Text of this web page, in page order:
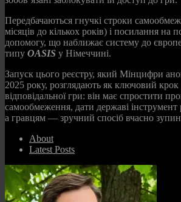
Передбачаються гнучкі строки
місяців до кількох років) і посилання на
допомогу, що наближає систему до
типу OASIS у Німеччині.
Запуск цього реєстру, який Мінцифри
2025 року, розглядають як ключовий крок
відповідальної гри: він має спростити
самообмеження, дати державі
а гравцям — зручний спосіб вчасно
About
Latest Posts